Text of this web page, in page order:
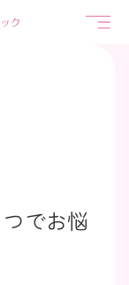
でお悩